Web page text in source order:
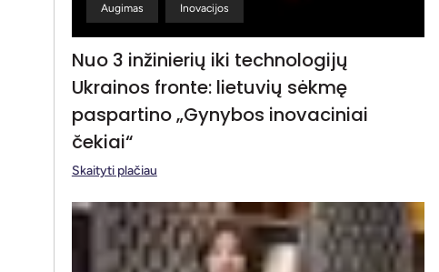
Augimas Inovacijos
Nuo 3 inžinierių iki technologijų
Ukrainos fronte: lietuvių sėkmę
paspartino „Gynybos inovaciniai
čekiai“
Skaityti plačiau